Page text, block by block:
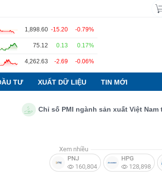
1,898.60 -15.20 -0.79%
75.12 0.13 0.17%
4,262.63 -2.69 -0.06%
TƯ XUẤT DỮ LIỆU TIN MỚI
Chỉ số PMI ngành sản xuất Việt Nam
Xem nhiều
PNJ
160,804
HPG
128,898
ngữ